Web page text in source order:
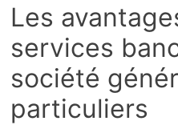
Les
services
société
particuliers